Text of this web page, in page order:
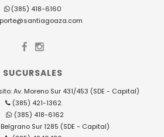
(385) 418-6160
SUCURSALES
Av. Moreno Sur 431/453 (SDE - Capital)
(385) 421-1362.
: (385) 418-6162
Sur 1285 (SDE - Capital)